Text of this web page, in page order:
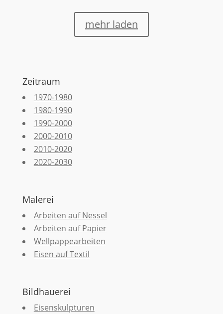
mehr laden
Zeitraum
1970-1980
1980-1990
1990-2000
2000-2010
2010-2020
2020-2030
Malerei
Arbeiten auf Nessel
Arbeiten auf Papier
Wellpappearbeiten
Eisen auf Textil
Bildhauerei
Eisenskulpturen